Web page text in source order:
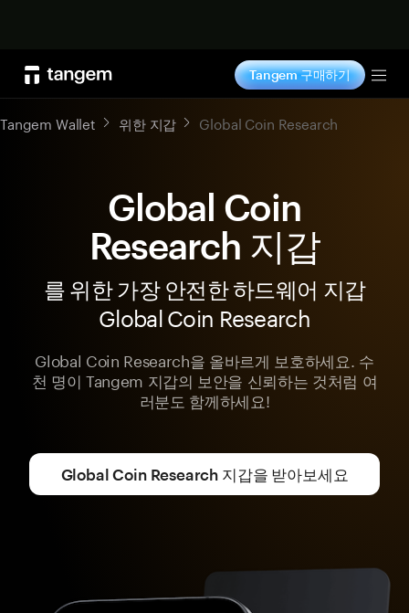
Tangem 구매하기
Tangem Wallet 위한 지갑 Global Coin Research
Global Coin
Research 지갑
를 위한 가장 안전한 하드웨어 지갑
Global Coin Research
Global Coin Research을 올바르게 보호하세요. 수
천 명이 Tangem 지갑의 보안을 신뢰하는 것처럼 여
러분도 함께하세요!
Global Coin Research 지갑을 받아보세요